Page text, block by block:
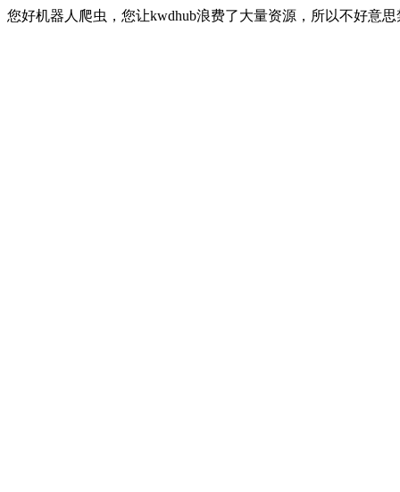
您好机器人爬虫，您让kwdhub浪费了大量资源，所以不好意